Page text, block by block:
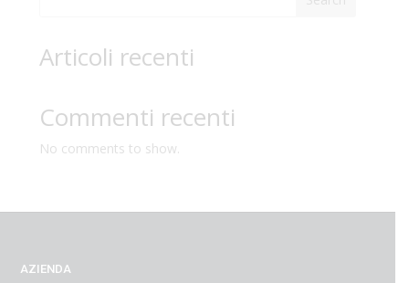
Articoli recenti
Commenti recenti
No comments to show.
AZIENDA